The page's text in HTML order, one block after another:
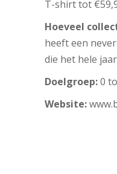
T-shirt tot
Hoeveel
heeft een
die het hele
Doelgroep:0
Website: